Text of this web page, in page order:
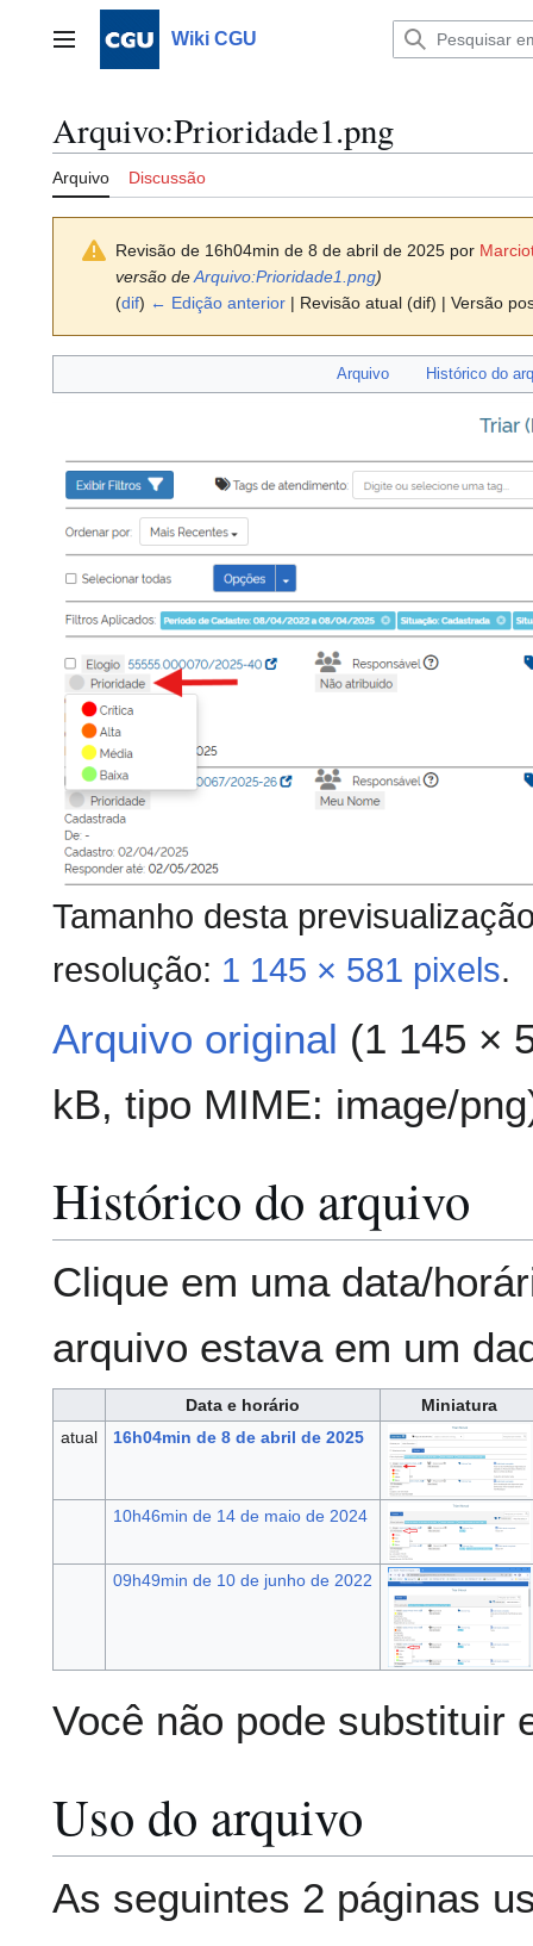
Menu principalWiki CGU
Arquivo:Prioridade1.png
Arquivo Discussão
Revisão de 16h04min de 8 de abril de 2025 por
versão deArquivo:Prioridade1.png)
(dif) ← Edição anterior | Revisão atual (dif) | Versão
Arquivo Histórico do
Tamanho desta
resolução: 1 145 × 581 pixels.
Arquivo original (1 145 ×
kB, tipo MIME: image/png
Histórico do arquivo
Clique em uma data/
arquivo estava em um
Data e horário
Miniatura
atual
16h04min de 8 de abril de 2025
10h46min de 14 de maio de 2024
09h49min de 10 de junho de 2022
Você não pode substituir
Uso do arquivo
As seguintes 2 páginas